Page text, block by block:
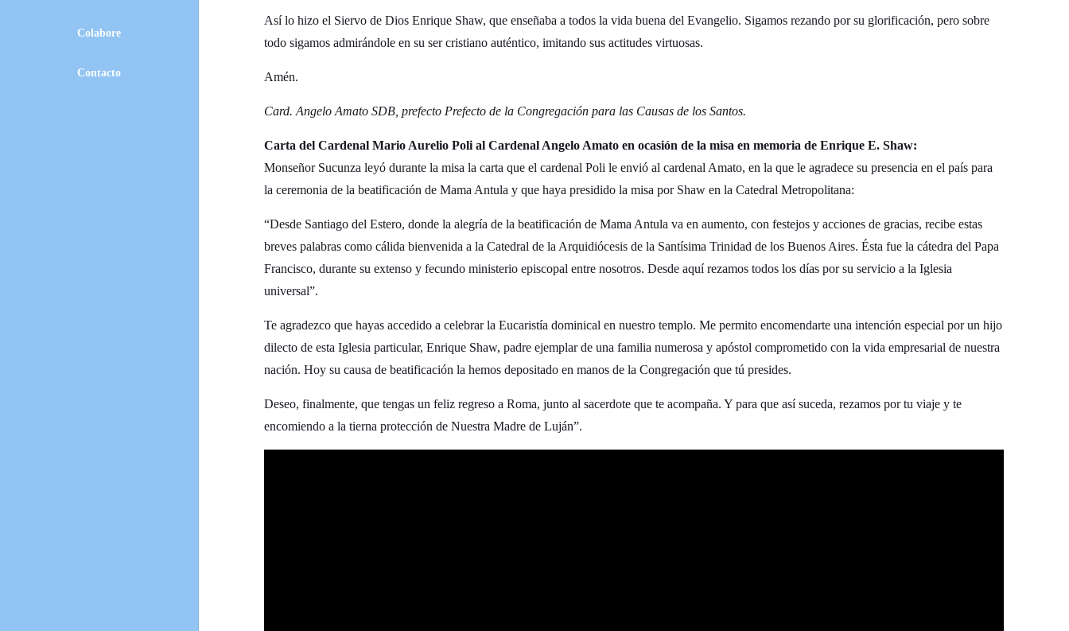
Colabore
Contacto
Así lo hizo el Siervo de Dios Enrique Shaw, que enseñaba a todos la vida buena del Evangelio. Sigamos rezando por su glorificación, pero sobre
todo sigamos admirándole en su ser cristiano auténtico, imitando sus actitudes virtuosas.
Amén.
Card. Angelo Amato SDB, prefecto Prefecto de la Congregación para las Causas de los Santos.
Carta del Cardenal Mario Aurelio Poli al Cardenal Angelo Amato en ocasión de la misa en memoria de Enrique E. Shaw:
Monseñor Sucunza leyó durante la misa la carta que el cardenal Poli le envió al cardenal Amato, en la que le agradece su presencia en el país para
la ceremonia de la beatificación de Mama Antula y que haya presidido la misa por Shaw en la Catedral Metropolitana:
“Desde Santiago del Estero, donde la alegría de la beatificación de Mama Antula va en aumento, con festejos y acciones de gracias, recibe estas
breves palabras como cálida bienvenida a la Catedral de la Arquidiócesis de la Santísima Trinidad de los Buenos Aires. Ésta fue la cátedra del Papa
Francisco, durante su extenso y fecundo ministerio episcopal entre nosotros. Desde aquí rezamos todos los días por su servicio a la Iglesia
universal”.
Te agradezco que hayas accedido a celebrar la Eucaristía dominical en nuestro templo. Me permito encomendarte una intención especial por un hijo
dilecto de esta Iglesia particular, Enrique Shaw, padre ejemplar de una familia numerosa y apóstol comprometido con la vida empresarial de nuestra
nación. Hoy su causa de beatificación la hemos depositado en manos de la Congregación que tú presides.
Deseo, finalmente, que tengas un feliz regreso a Roma, junto al sacerdote que te acompaña. Y para que así suceda, rezamos por tu viaje y te
encomiendo a la tierna protección de Nuestra Madre de Luján”.